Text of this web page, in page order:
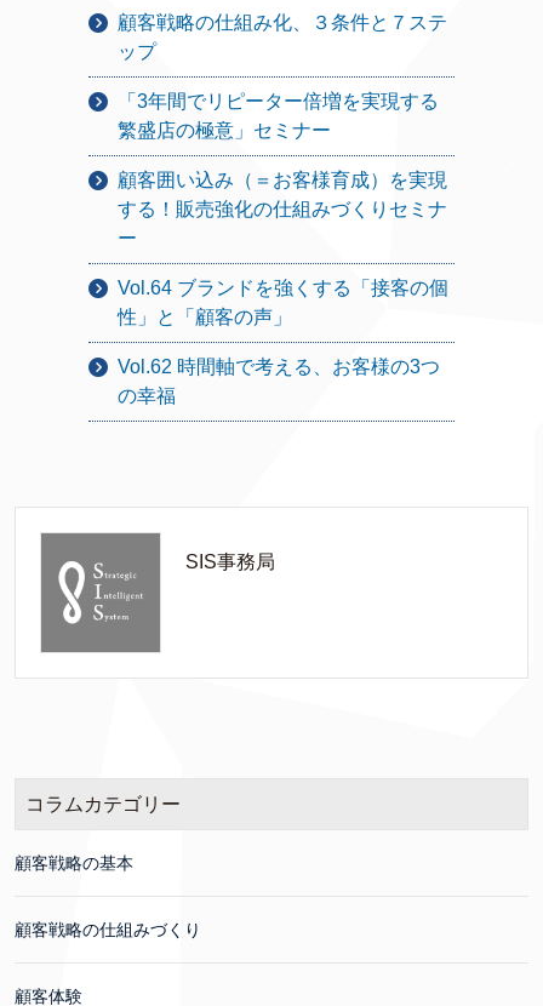
顧客戦略の仕組み化、３条件と７ステ
ップ
「3年間でリピーター倍増を実現する
繁盛店の極意」セミナー
顧客囲い込み（＝お客様育成）を実現
する！販売強化の仕組みづくりセミナ
ー
Vol.64 ブランドを強くする「接客の個
性」と「顧客の声」
Vol.62 時間軸で考える、お客様の3つ
の幸福
SIS事務局
コラムカテゴリー
顧客戦略の基本
顧客戦略の仕組みづくり
顧客体験